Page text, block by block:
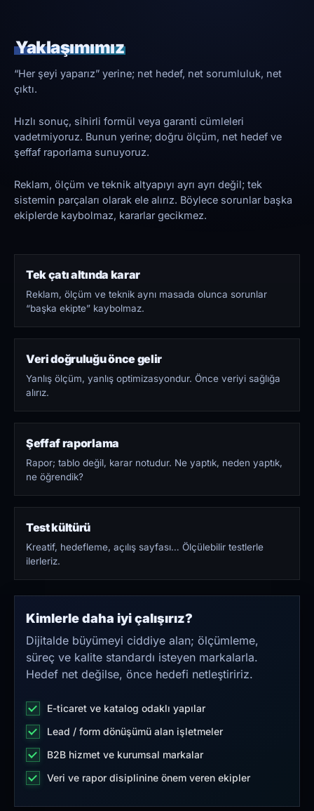
Yaklaşımımız
“Her şeyi yaparız” yerine; net hedef, net sorumluluk, net
çıktı.
Hızlı sonuç, sihirli formül veya garanti cümleleri
vadetmiyoruz. Bunun yerine; doğru ölçüm, net hedef ve
şeffaf raporlama sunuyoruz.
Reklam, ölçüm ve teknik altyapıyı ayrı ayrı değil; tek
sistemin parçaları olarak ele alırız. Böylece sorunlar başka
ekiplerde kaybolmaz, kararlar gecikmez.
Tek çatı altında karar
Reklam, ölçüm ve teknik aynı masada olunca sorunlar
“başka ekipte” kaybolmaz.
Veri doğruluğu önce gelir
Yanlış ölçüm, yanlış optimizasyondur. Önce veriyi sağlığa
alırız.
Şeffaf raporlama
Rapor; tablo değil, karar notudur. Ne yaptık, neden yaptık,
ne öğrendik?
Test kültürü
Kreatif, hedefleme, açılış sayfası… Ölçülebilir testlerle
ilerleriz.
Kimlerle daha iyi çalışırız?
Dijitalde büyümeyi ciddiye alan; ölçümleme,
süreç ve kalite standardı isteyen markalarla.
Hedef net değilse, önce hedefi netleştiririz.
E-ticaret ve katalog odaklı yapılar
Lead / form dönüşümü alan işletmeler
B2B hizmet ve kurumsal markalar
Veri ve rapor disiplinine önem veren ekipler